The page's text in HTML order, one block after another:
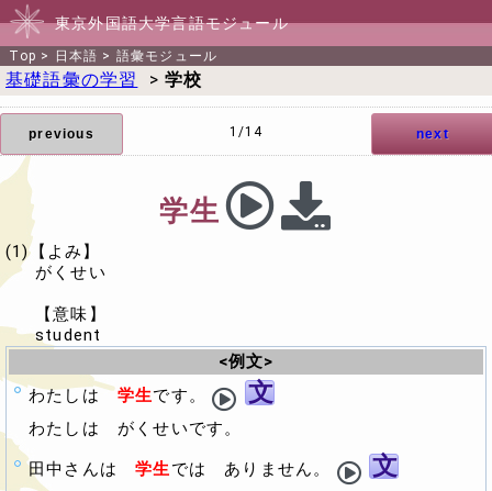
東京外国語大学言語モジュール
Top > 日本語 > 語彙モジュール
基礎語彙の学習 >学校
previous next
1/14
学生
(1)【よみ】
がくせい
【意味】
student
<例文>
わたしは学生です。 文
わたしは がくせいです。
田中さんは学生では ありません。 文